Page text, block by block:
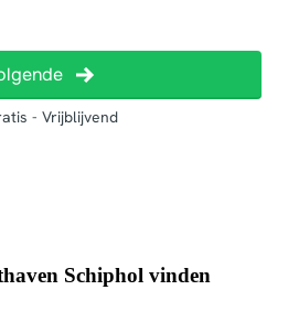
Schiphol vinden